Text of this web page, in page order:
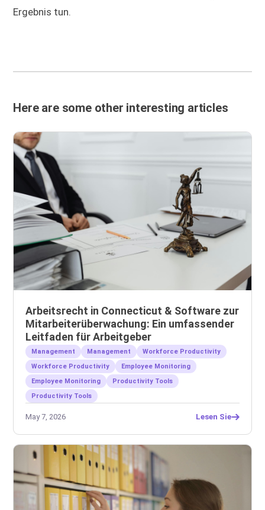
Ergebnis tun.
Here are some other interesting articles
Arbeitsrecht in Connecticut & Software zur
Mitarbeiterüberwachung: Ein umfassender
Leitfaden für Arbeitgeber
Management Management
Workforce Productivity
Workforce Productivity
Employee Monitoring
Employee Monitoring
Productivity Tools
Productivity Tools
May 7, 2026 Lesen Sie